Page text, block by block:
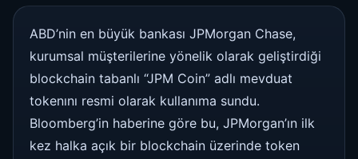
ABD’nin en büyük bankası JPMorgan Chase,
kurumsal müşterilerine yönelik olarak geliştirdiği
blockchain tabanlı “JPM Coin” adlı mevduat
tokenını resmi olarak kullanıma sundu.
Bloomberg’in haberine göre bu, JPMorgan’ın ilk
kez halka açık bir blockchain üzerinde token